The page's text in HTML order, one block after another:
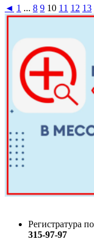
◄ 1 ... 8 9 10 11 12 13
Регистратура
315-97-97